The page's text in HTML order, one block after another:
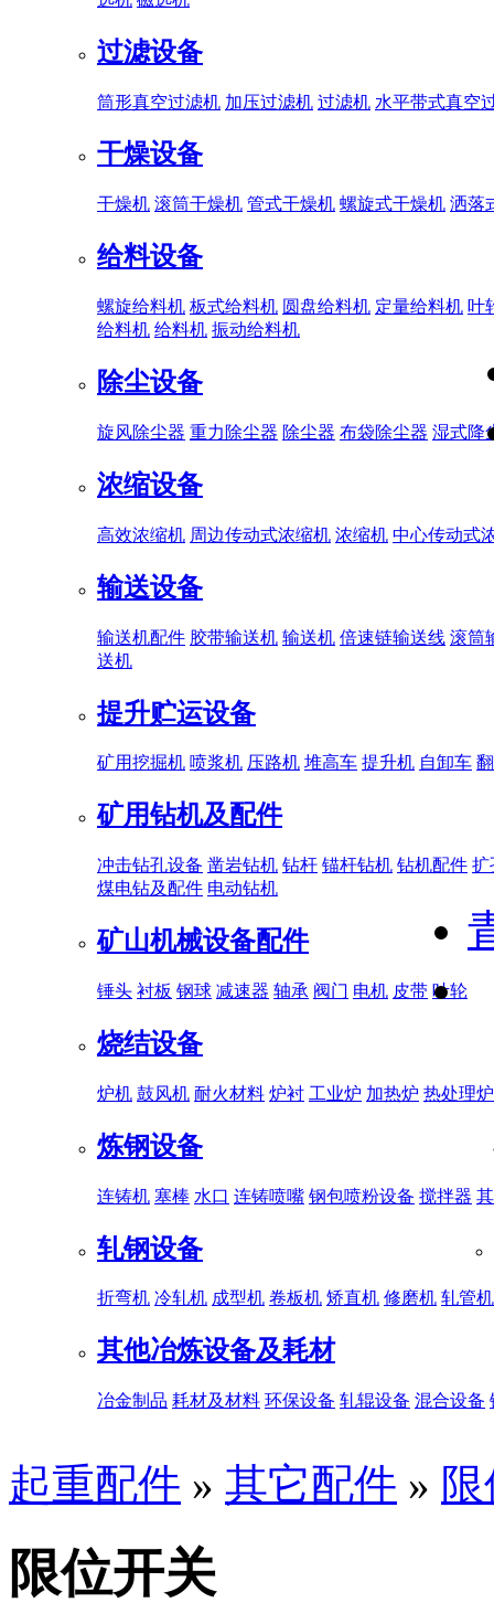
过滤设备
筒形真空过滤机 加压过滤机 过滤机 水平带式真空
干燥设备
干燥机 滚筒干燥机 管式干燥机 螺旋式干燥机 洒落
给料设备
螺旋给料机 板式给料机 圆盘给料机 定量给料机 叶
给料机 给料机 振动给料机
除尘设备
旋风除尘器 重力除尘器 除尘器 布袋除尘器 湿式降
浓缩设备
高效浓缩机 周边传动式浓缩机 浓缩机 中心传动式
输送设备
输送机配件 胶带输送机 输送机 倍速链输送线 滚筒
送机
提升贮运设备
矿用挖掘机 喷浆机 压路机 堆高车 提升机 自卸车
矿用钻机及配件
冲击钻孔设备 凿岩钻机 钻杆 锚杆钻机 钻机配件 扩
煤电钻及配件 电动钻机
矿山机械设备配件
锤头 衬板 钢球 减速器 轴承 阀门 电机 皮带 叶轮
烧结设备
炉机 鼓风机 耐火材料 炉衬 工业炉 加热炉 热处理炉
炼钢设备
连铸机 塞棒 水口 连铸喷嘴 钢包喷粉设备 搅拌器
轧钢设备
折弯机 冷轧机 成型机 卷板机 矫直机 修磨机 轧管机
其他冶炼设备及耗材
冶金制品 耗材及材料 环保设备 轧辊设备 混合设备
起重配件 » 其它配件 »
限位开关